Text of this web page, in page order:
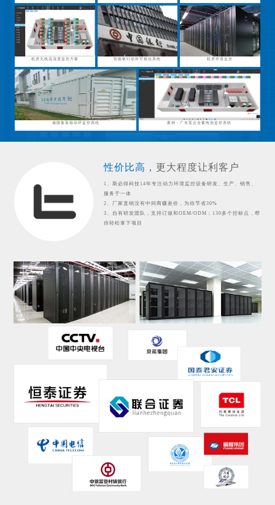
机房无线温湿度监控方案 智能银行动环可视化系统 机房环境监控
储能集装箱动环监控系统 案例：广东某企业蓄电池监控系统
性价比高， 更大程度让利客户
1、斯必得科技14年专注动力环境监控设备研发、生产、销售、
服务于一体
2、厂家直销没有中间商赚差价，为你节省30%
3、自有研发团队，支持订做和OEM/ODM；130多个控标点，帮
你轻松拿下项目